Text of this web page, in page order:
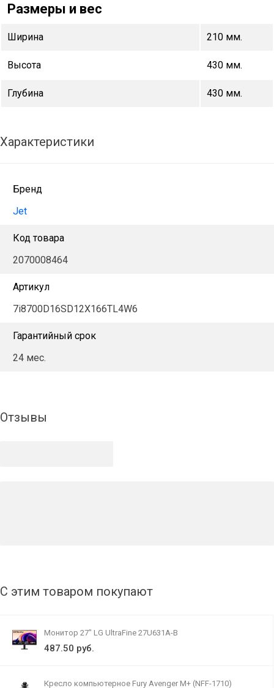
Размеры и вес
Ширина 210 мм.
Высота 430 мм.
Глубина 430 мм.
Характеристики
Бренд
Jet
Код товара
2070008464
Артикул
7i8700D16SD12X166TL4W6
Гарантийный срок
24 мес.
Отзывы
С этим товаром покупают
Монитор 27" LG UltraFine 27U631A-B
487.50 руб.
Кресло компьютерное Fury Avenger M+ (NFF-1710)